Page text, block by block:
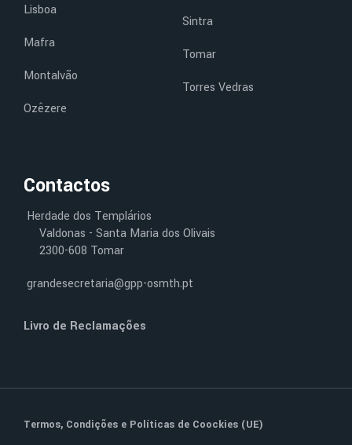
Lisboa
Mafra
Montalvão
Ozêzere
Sintra
Tomar
Torres Vedras
Contactos
Herdade dos Templários
Valdonas - Santa Maria dos Olivais
2300-608 Tomar
grandesecretaria@gpp-osmth.pt
Livro de Reclamações
Termos, Condições e Políticas de Coockies (UE)